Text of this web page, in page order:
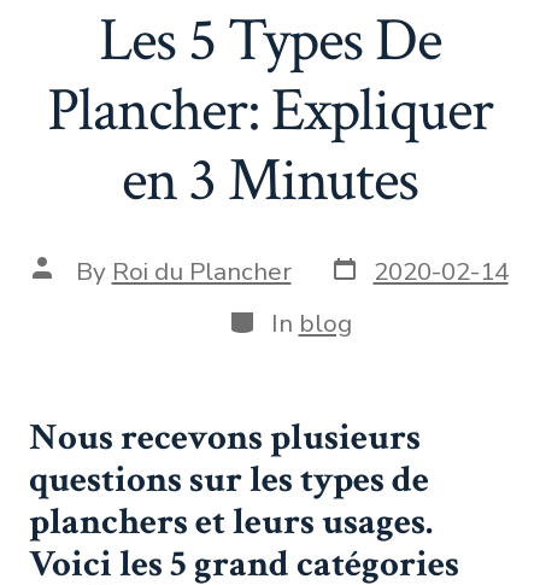
Les 5 Types De
Plancher: Expliquer
en 3 Minutes
By Roi du Plancher
2020-02-14
In blog
Nous recevons plusieurs
questions sur les types de
planchers et leurs usages.
Voici les 5 grand catégories